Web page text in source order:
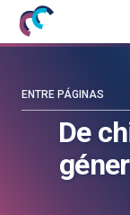
Mujeres
con
blog
De
ENTRE PÁGINAS